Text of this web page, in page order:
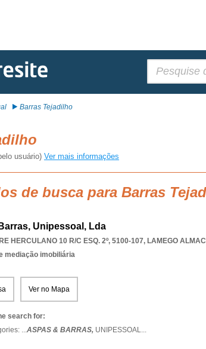
Barras Tejadilho
usuário) Ver mais informações
de busca para Barras
Unipessoal, Lda
HERCULANO 10 R/C ESQ. 2º, 5100-107, LAMEGO
mediação imobiliária
Ver no Mapa
search for:
...ASPAS & BARRAS, UNIPESSOAL...